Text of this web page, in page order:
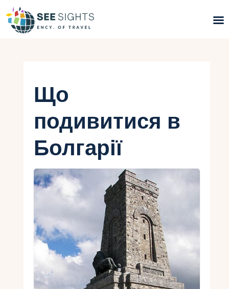
Гарячі тури
Типи Турів
Країни
Інфо
Блог
Контакти
Укр
Що
подивитися в
Болгарії